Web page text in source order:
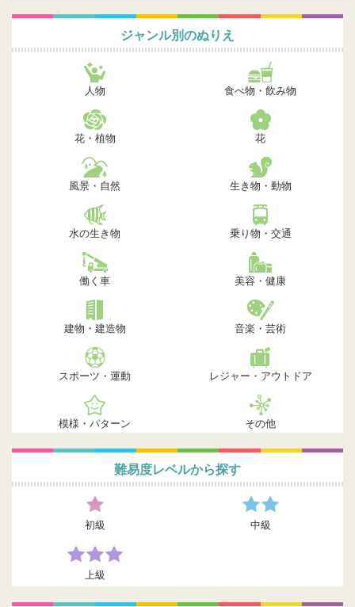
ジャンル別のぬりえ
人物 食べ物・飲み物
花・植物 花
風景・自然 生き物・動物
水の生き物 乗り物・交通
働く車 美容・健康
建物・建造物 音楽・芸術
スポーツ・運動 レジャー・アウトドア
模様・パターン その他
難易度レベルから探す
初級 中級
上級